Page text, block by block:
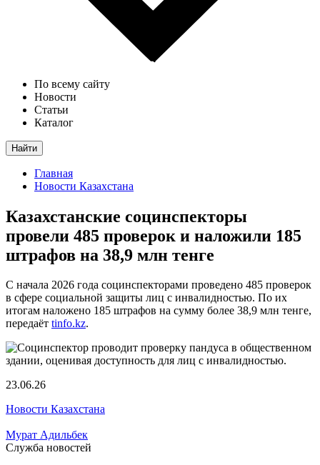
По всему сайту
Новости
Статьи
Каталог
Найти
Главная
Новости Казахстана
Казахстанские социнспекторы
провели 485 проверок и наложили 185
штрафов на 38,9 млн тенге
С начала 2026 года социнспекторами проведено 485 проверок
в сфере социальной защиты лиц с инвалидностью. По их
итогам наложено 185 штрафов на сумму более 38,9 млн тенге,
передаёт tinfo.kz.
23.06.26
Новости Казахстана
Мурат Адильбек
Служба новостей